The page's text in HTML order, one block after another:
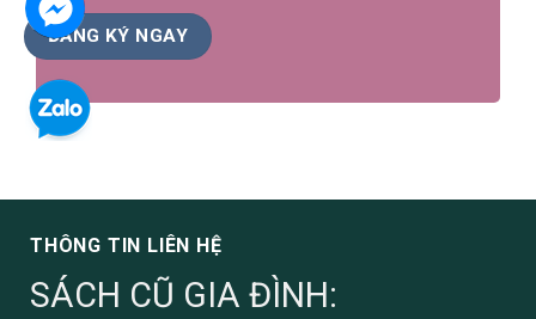
THÔNG TIN LIÊN HỆ
SÁCH CŨ GIA ĐÌNH: